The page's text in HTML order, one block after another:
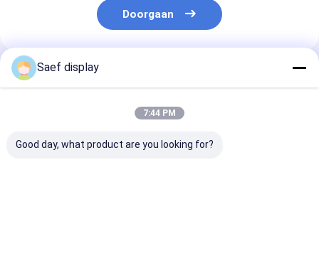
Doorgaan
Geadviseerde Producten
Saef display
7:44 PM
Good day, what product are you looking for?